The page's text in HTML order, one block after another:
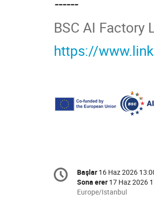
BSC AI Factory
https://
Conference
information
Tarih/Zaman
Başlar 16 Haz 2026
Sona erer 17 Haz 2026
All
Europe/Istanbul